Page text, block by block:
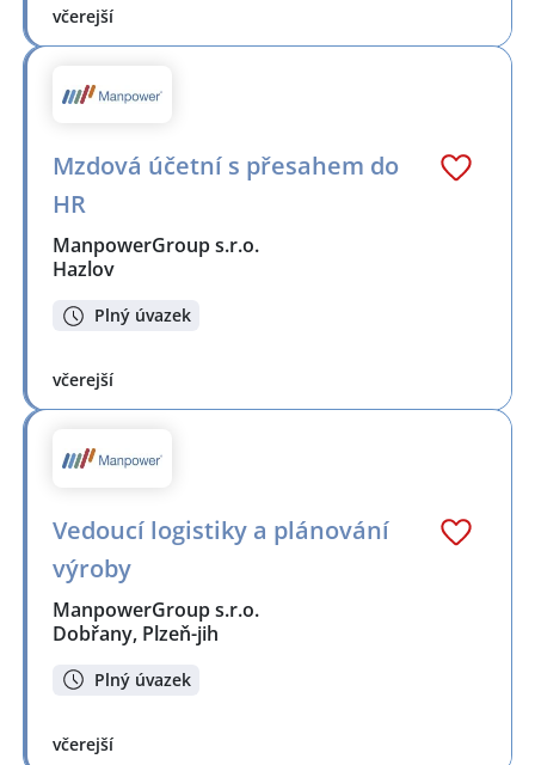
včerejší
Mzdová účetní s přesahem do
HR
ManpowerGroup s.r.o.
Hazlov
Plný úvazek
včerejší
Vedoucí logistiky a plánování
výroby
ManpowerGroup s.r.o.
Dobřany, Plzeň-jih
Plný úvazek
včerejší